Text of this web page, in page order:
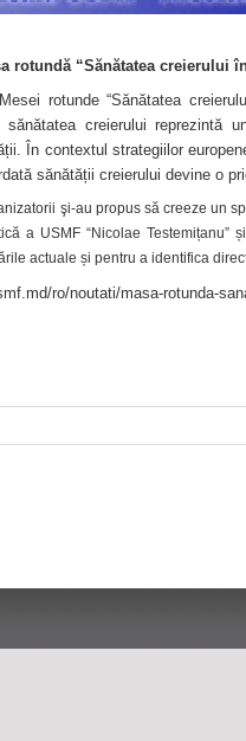
rotundă “Sănătatea creierului
rotunde “Sănătatea
creierului reprezintă
În contextul strategiilor
sănătății creierului devine o
şi-au propus să creeze un
a USMF “Nicolae
actuale și pentru a identifica
ro/noutati/masa-rotunda-